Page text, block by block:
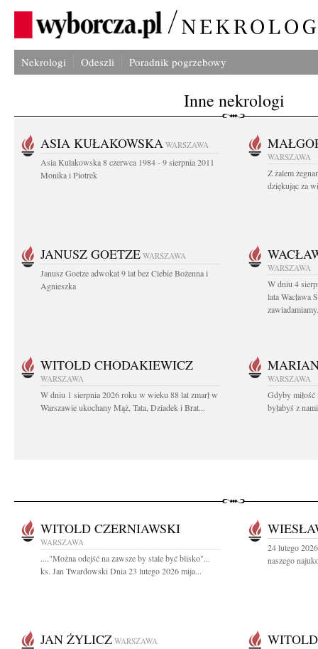
Nekrologi Odeszli Poradnik pogrzebowy
Inne nekrologi
ASIA KUŁAKOWSKA WARSZAWA
Asia Kułakowska 8 czerwca 1984 - 9 sierpnia 2011
Monika i Piotrek
WARSZAWA
Z żalem
dziękując za
JANUSZ GOETZE WARSZAWA
Janusz Goetze adwokat 9 lat bez Ciebie Bożenna i
Agnieszka
WARSZAWA
W dniu 4
lata Wacława
WITOLD CHODAKIEWICZ
WARSZAWA
W dniu 1 sierpnia 2026 roku w wieku 88 lat zmarł w
Warszawie ukochany Mąż, Tata, Dziadek i Brat...
WARSZAWA
Gdyby miłość
byłabyś z
WITOLD CZERNIAWSKI
WARSZAWA
...."Można odejść na zawsze by stale być blisko"...
ks. Jan Twardowski Dnia 23 lutego 2026 mija...
24 lutego
naszego
JAN ŻYLICZ WARSZAWA